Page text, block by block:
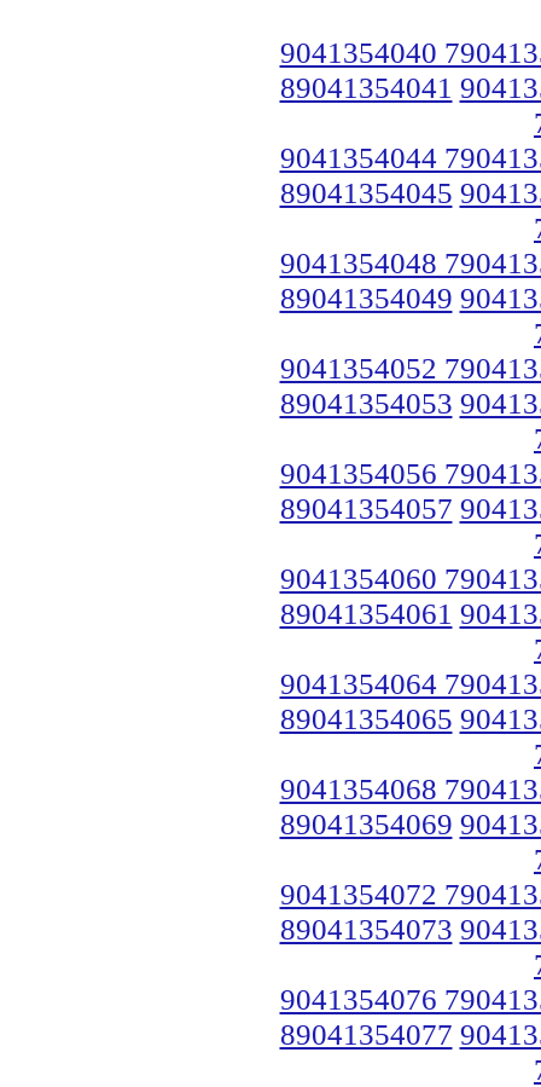
9041354040
89041354041
9041354044
89041354045
9041354048
89041354049
9041354052
89041354053
9041354056
89041354057
9041354060
89041354061
9041354064
89041354065
9041354068
89041354069
9041354072
89041354073
9041354076
89041354077